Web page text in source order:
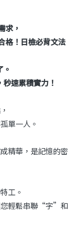
求，
格！日檢必背文法
速累積實力！
單一人。
精華，是記憶的密
工。
您輕鬆串聯“字”和